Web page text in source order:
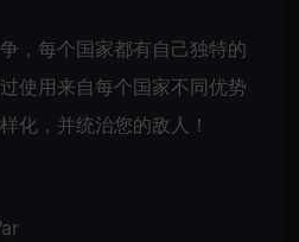
，每个国家都有自己独特的
使用来自每个国家不同优势
化，并统治您的敌人！